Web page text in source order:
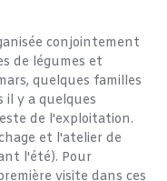
conjointement
de légumes et
quelques familles
y a quelques
de l'exploitation.
et l'atelier de
l'été). Pour
visite dans ces